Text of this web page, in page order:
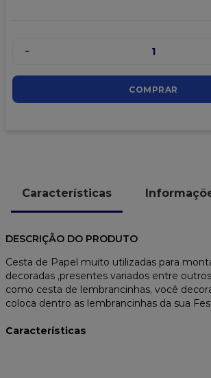
- 1
COMPRAR
Características
DESCRIÇÃO DO PRODUTO
Cesta de Papel muito utilizadas para
decoradas ,presentes variados entre
como cesta de lembrancinhas, você
coloca dentro as lembrancinhas da sua
Características